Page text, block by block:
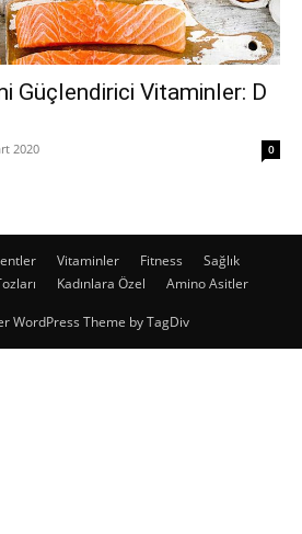
Güçlendirici Vitaminler: D
2020 0
Vitaminler Fitness
Sağlık
Kadınlara Özel Amino Asitler
WordPress Theme by TagDiv